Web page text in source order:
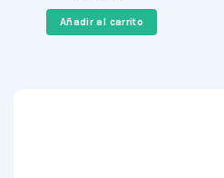
era:
474,00 €.
es:
318,00 €.
Añadir al carrito